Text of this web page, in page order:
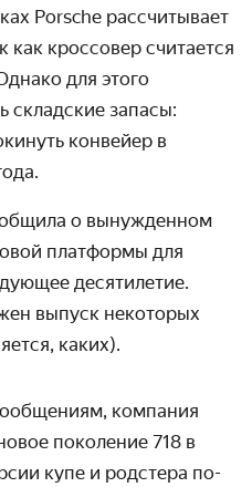
Porsche рассчитывает
как кроссовер считается
для этого
складские запасы:
конвейер в
о вынужденном
платформы для
десятилетие.
выпуск некоторых
каких).
компания
поколение 718 в
купе и родстера по-